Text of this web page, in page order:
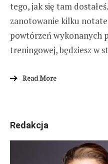
tego, jak się tam
zanotowanie kilku
powtórzeń wykonanych
treningowej, będziesz w
Read More
Redakcja